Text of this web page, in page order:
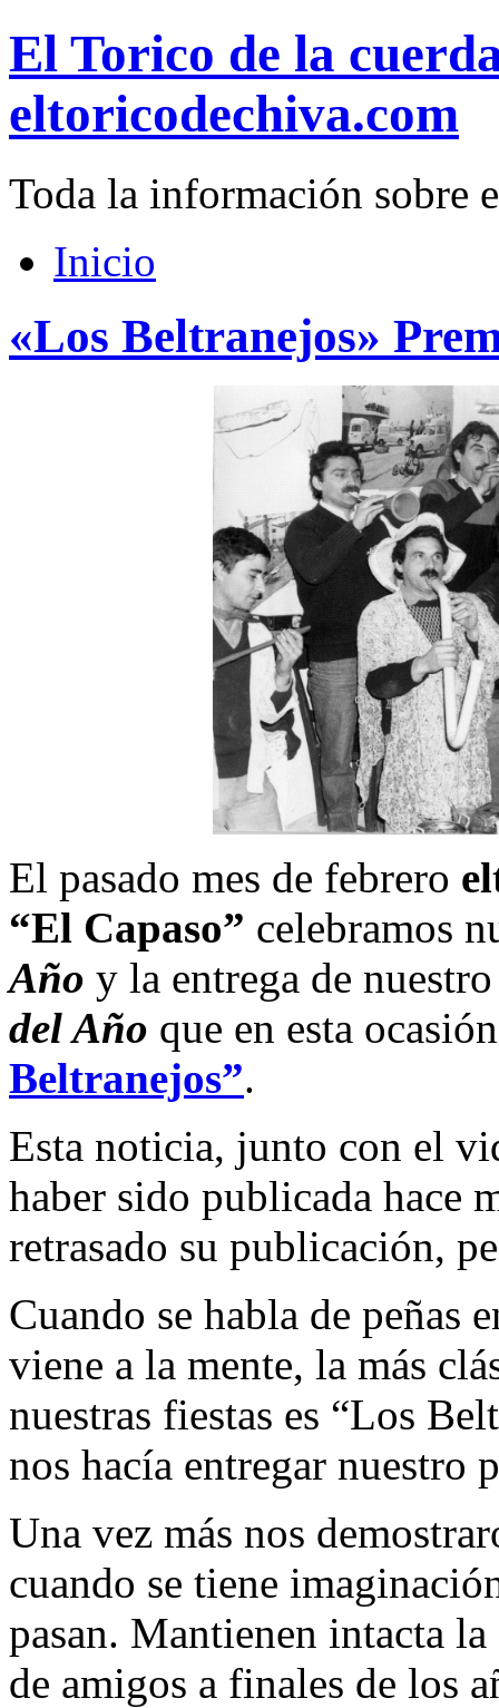
El Torico de la
eltoricodechiva.com
Toda la información sobre
Inicio
«Los Beltranejos»
El pasado mes de febrero
“El Capaso” celebramos
Año y la entrega de
del Año que en esta
Beltranejos”.
Esta noticia, junto con el
haber sido publicada hace
retrasado su publicación,
Cuando se habla de peñas
viene a la mente, la más
nuestras fiestas es “Los
nos hacía entregar nuestro
Una vez más nos
cuando se tiene
pasan. Mantienen intacta
de amigos a finales de los